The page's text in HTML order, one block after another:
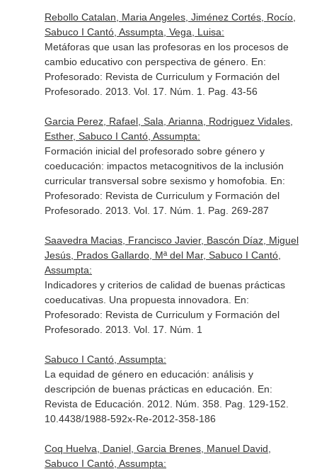
Rebollo Catalan, Maria Angeles, Jiménez Cortés, Rocío,
Sabuco I Cantó, Assumpta, Vega, Luisa:
Metáforas que usan las profesoras en los procesos de
cambio educativo con perspectiva de género. En:
Profesorado: Revista de Curriculum y Formación del
Profesorado. 2013. Vol. 17. Núm. 1. Pag. 43-56
Garcia Perez, Rafael, Sala, Arianna, Rodriguez Vidales,
Esther, Sabuco I Cantó, Assumpta:
Formación inicial del profesorado sobre género y
coeducación: impactos metacognitivos de la inclusión
curricular transversal sobre sexismo y homofobia. En:
Profesorado: Revista de Curriculum y Formación del
Profesorado. 2013. Vol. 17. Núm. 1. Pag. 269-287
Saavedra Macias, Francisco Javier, Bascón Díaz, Miguel
Jesús, Prados Gallardo, Mª del Mar, Sabuco I Cantó,
Assumpta:
Indicadores y criterios de calidad de buenas prácticas
coeducativas. Una propuesta innovadora. En:
Profesorado: Revista de Curriculum y Formación del
Profesorado. 2013. Vol. 17. Núm. 1
Sabuco I Cantó, Assumpta:
La equidad de género en educación: análisis y
descripción de buenas prácticas en educación. En:
Revista de Educación . 2012. Núm. 358. Pag. 129-152.
10.4438/1988-592x-Re-2012-358-186
Coq Huelva, Daniel, Garcia Brenes, Manuel David,
Sabuco I Cantó, Assumpta: